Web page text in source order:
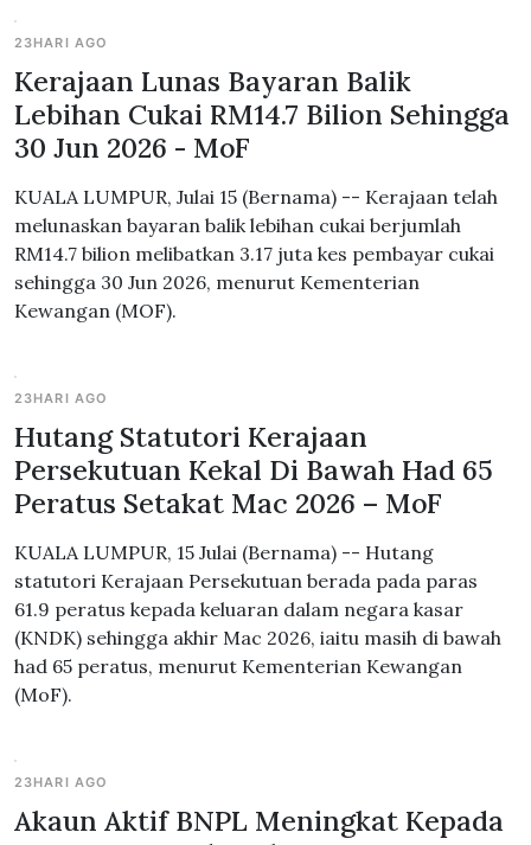
23HARI AGO
Kerajaan Lunas Bayaran Balik
Lebihan Cukai RM14.7 Bilion Sehingga
30 Jun 2026 - MoF
KUALA LUMPUR, Julai 15 (Bernama) -- Kerajaan telah
melunaskan bayaran balik lebihan cukai berjumlah
RM14.7 bilion melibatkan 3.17 juta kes pembayar cukai
sehingga 30 Jun 2026, menurut Kementerian
Kewangan (MOF).
23HARI AGO
Hutang Statutori Kerajaan
Persekutuan Kekal Di Bawah Had 65
Peratus Setakat Mac 2026 – MoF
KUALA LUMPUR, 15 Julai (Bernama) -- Hutang
statutori Kerajaan Persekutuan berada pada paras
61.9 peratus kepada keluaran dalam negara kasar
(KNDK) sehingga akhir Mac 2026, iaitu masih di bawah
had 65 peratus, menurut Kementerian Kewangan
(MoF).
23HARI AGO
Akaun Aktif BNPL Meningkat Kepada